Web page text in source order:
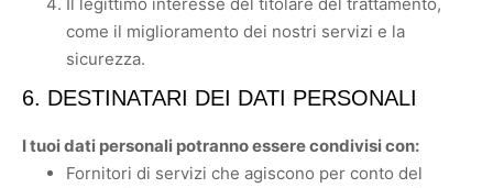
come il miglioramento dei nostri servizi e la
sicurezza.
6. DESTINATARI DEI DATI PERSONALI
I tuoi dati personali potranno essere condivisi con:
Fornitori di servizi che agiscono per conto del